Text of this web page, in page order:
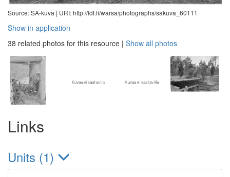
Source: SA-kuva | URI: http://ldf.fi/warsa/photographs/sakuva_60111
Show in application
38 related photos for this resource | Show all photos
Links
Units (1)